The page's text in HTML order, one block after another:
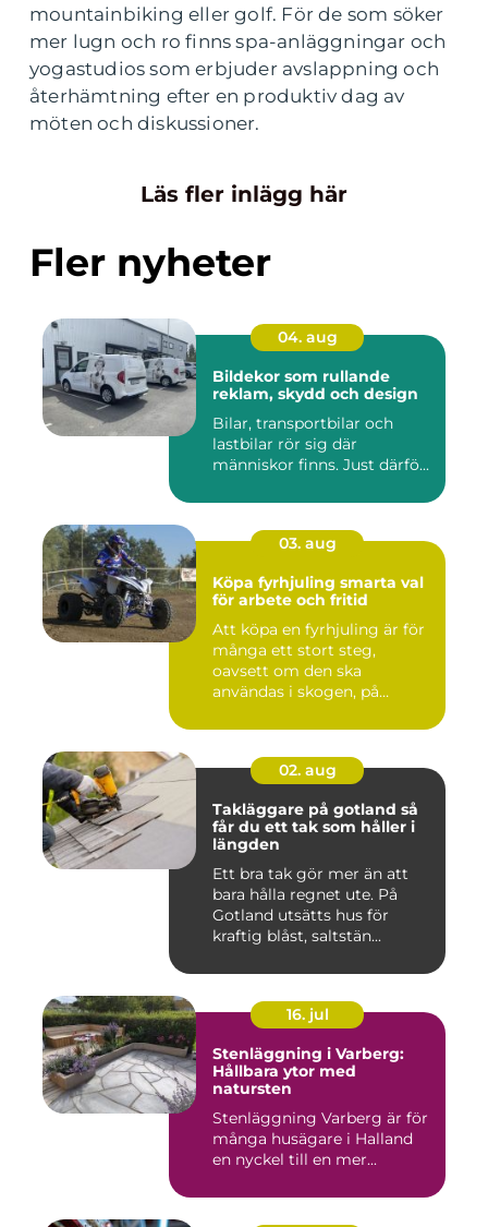
mountainbiking eller golf. För de som söker
mer lugn och ro finns spa-anläggningar och
yogastudios som erbjuder avslappning och
återhämtning efter en produktiv dag av
möten och diskussioner.
Läs fler inlägg här
Fler nyheter
04. aug
Bildekor som rullande
reklam, skydd och design
Bilar, transportbilar och
lastbilar rör sig där
människor finns. Just därfö...
03. aug
Köpa fyrhjuling smarta val
för arbete och fritid
Att köpa en fyrhjuling är för
många ett stort steg,
oavsett om den ska
användas i skogen, på
02. aug
Takläggare på gotland så
får du ett tak som håller i
längden
Ett bra tak gör mer än att
bara hålla regnet ute. På
Gotland utsätts hus för
kraftig blåst, saltstän...
16. jul
Stenläggning i Varberg:
Hållbara ytor med
natursten
Stenläggning Varberg är för
många husägare i Halland
en nyckel till en mer...